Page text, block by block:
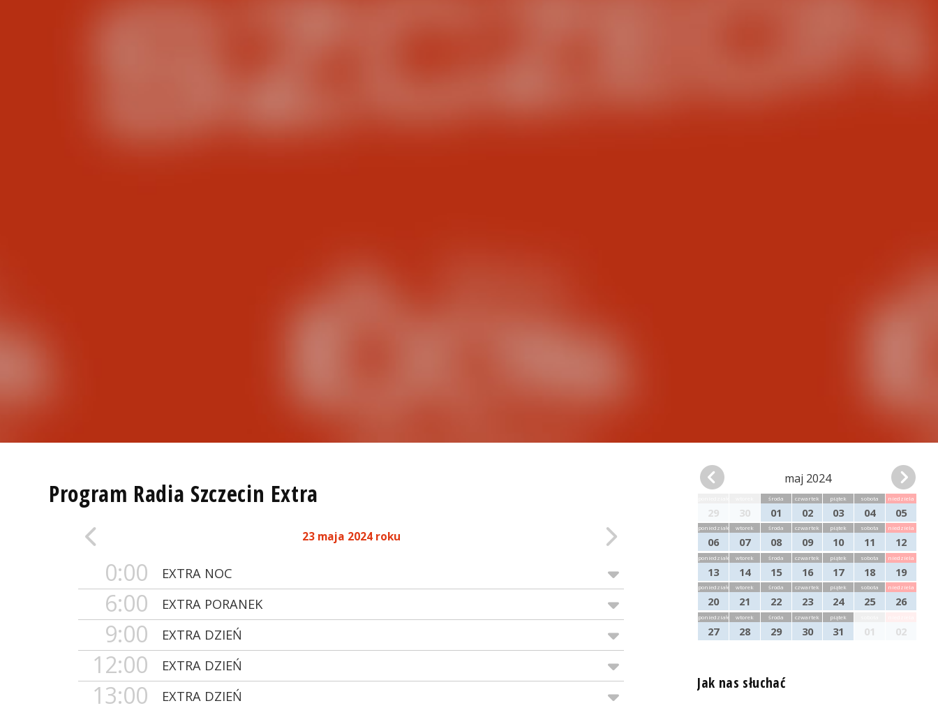
Program Radia Szczecin Extra
23 maja 2024 roku
0:00 EXTRA NOC
6:00 EXTRA PORANEK
9:00 EXTRA DZIEŃ
12:00 EXTRA DZIEŃ
13:00 EXTRA DZIEŃ
maj 2024
29 30
środa
01
czwartek
02
piątek
03
sobota
04
niedziela
05
poniedziałek
06
wtorek
07
środa
08
czwartek
09
piątek
10
sobota
11
niedziela
12
poniedziałek
13
wtorek
14
środa
15
czwartek
16
piątek
17
sobota
18
niedziela
19
poniedziałek
20
wtorek
21
środa
22
czwartek
23
piątek
24
sobota
25
niedziela
26
poniedziałek
27
wtorek
28
środa
29
czwartek
30
piątek
31 01 02
Jak nas słuchać